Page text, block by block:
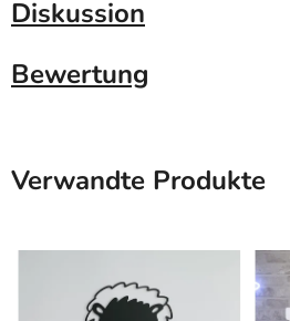
Diskussion
Bewertung
Verwandte Produkte